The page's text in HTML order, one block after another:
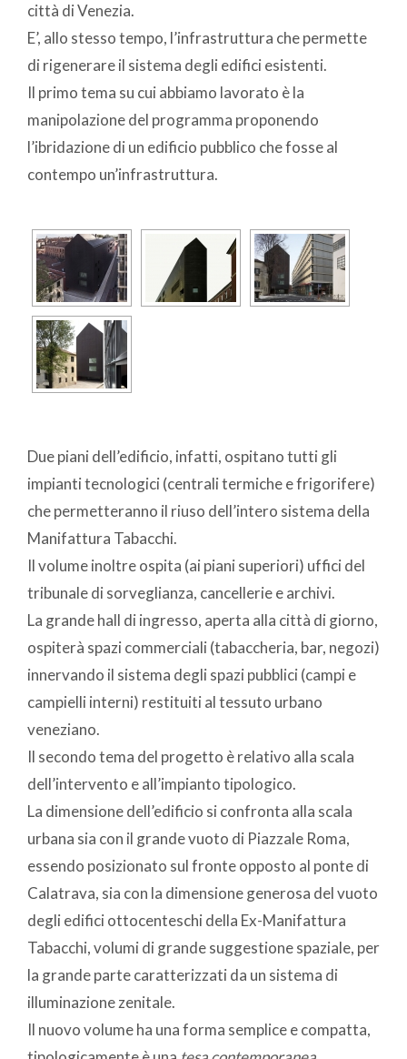
città di Venezia.
E’, allo stesso tempo, l’infrastruttura che permette
di rigenerare il sistema degli edifici esistenti.
Il primo tema su cui abbiamo lavorato è la
manipolazione del programma proponendo
l’ibridazione di un edificio pubblico che fosse al
contempo un’infrastruttura.
Due piani dell’edificio, infatti, ospitano tutti gli
impianti tecnologici (centrali termiche e frigorifere)
che permetteranno il riuso dell’intero sistema della
Manifattura Tabacchi.
Il volume inoltre ospita (ai piani superiori) uffici del
tribunale di sorveglianza, cancellerie e archivi.
La grande hall di ingresso, aperta alla città di giorno,
ospiterà spazi commerciali (tabaccheria, bar, negozi)
innervando il sistema degli spazi pubblici (campi e
campielli interni) restituiti al tessuto urbano
veneziano.
Il secondo tema del progetto è relativo alla scala
dell’intervento e all’impianto tipologico.
La dimensione dell’edificio si confronta alla scala
urbana sia con il grande vuoto di Piazzale Roma,
essendo posizionato sul fronte opposto al ponte di
Calatrava, sia con la dimensione generosa del vuoto
degli edifici ottocenteschi della Ex-Manifattura
Tabacchi, volumi di grande suggestione spaziale, per
la grande parte caratterizzati da un sistema di
illuminazione zenitale.
Il nuovo volume ha una forma semplice e compatta,